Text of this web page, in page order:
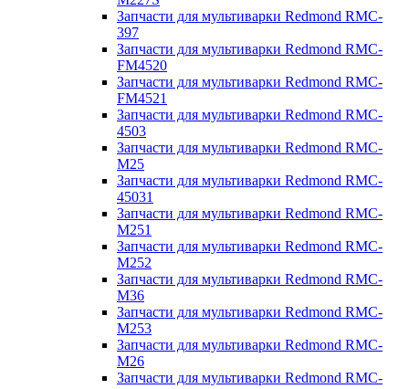
Запчасти для мультиварки Redmond RMC-
397
Запчасти для мультиварки Redmond RMC-
FM4520
Запчасти для мультиварки Redmond RMC-
FM4521
Запчасти для мультиварки Redmond RMC-
4503
Запчасти для мультиварки Redmond RMC-
M25
Запчасти для мультиварки Redmond RMC-
45031
Запчасти для мультиварки Redmond RMC-
M251
Запчасти для мультиварки Redmond RMC-
M252
Запчасти для мультиварки Redmond RMC-
M36
Запчасти для мультиварки Redmond RMC-
M253
Запчасти для мультиварки Redmond RMC-
M26
Запчасти для мультиварки Redmond RMC-